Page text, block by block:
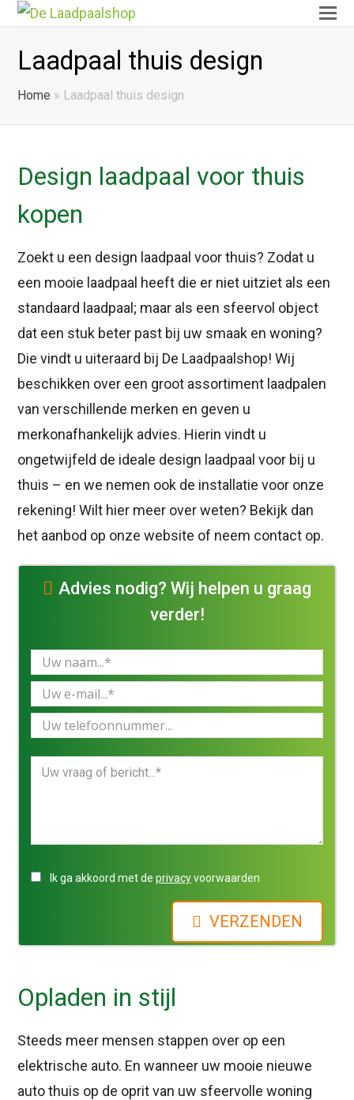
Laadpaal thuis design
Home » Laadpaal thuis design
Design laadpaal voor thuis
kopen
Zoekt u een design laadpaal voor thuis? Zodat u
een mooie laadpaal heeft die er niet uitziet als een
standaard laadpaal; maar als een sfeervol object
dat een stuk beter past bij uw smaak en woning?
Die vindt u uiteraard bij De Laadpaalshop! Wij
beschikken over een groot assortiment laadpalen
van verschillende merken en geven u
merkonafhankelijk advies. Hierin vindt u
ongetwijfeld de ideale design laadpaal voor bij u
thuis – en we nemen ook de installatie voor onze
rekening! Wilt hier meer over weten? Bekijk dan
het aanbod op onze website of neem contact op.
Advies nodig? Wij helpen u graag
verder!
Ik ga akkoord met deprivacyvoorwaarden
VERZENDEN
Opladen in stijl
Steeds meer mensen stappen over op een
elektrische auto. En wanneer uw mooie nieuwe
auto thuis op de oprit van uw sfeervolle woning